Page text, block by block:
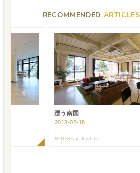
RECOMMENDED ARTICLES
漂う南国
NOOSA in Kishibe
2013-02-18